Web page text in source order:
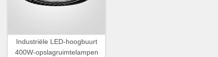
Industriële LED-hoogbuurt
400W-opslagruimtelampen